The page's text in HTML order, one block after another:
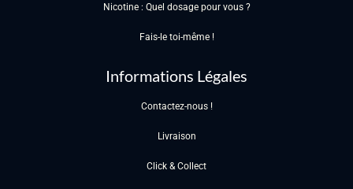
Nicotine : Quel dosage pour vous ?
Fais-le toi-même !
Informations Légales
Contactez-nous !
Livraison
Click & Collect